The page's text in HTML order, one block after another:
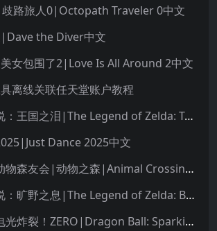
路旅人0|Octopath Traveler 0中文
the Diver中文
女包围了2|Love Is All Around 2中文
离线关联任天堂账户教程
塞尔达传说：王国之泪|The Legend of Zelda: Tears of the Kingdom中文
Dance 2025中文
集合啦！动物森友会|动物之森|Animal Crossing: New Horizons中文
塞尔达传说：旷野之息|The Legend of Zelda: Breath of the Wild中文
七龙珠：电光炸裂！ZERO|Dragon Ball: Sparking! Zero中文